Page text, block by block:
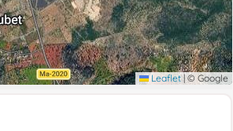
Leaflet |© Google